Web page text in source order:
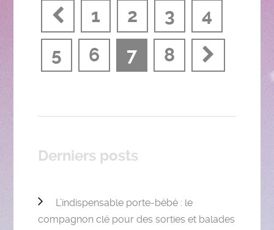
1 2 3
4
5
6 7 8
Derniers posts
L’indispensable porte-bébé : le
compagnon clé pour des sorties et balades